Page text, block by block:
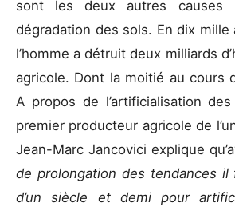
sont les deux autres causes
dégradation des sols. En dix mille
l’homme a détruit deux milliards
agricole. Dont la moitié au cours
A propos de l’artificialisation
premier producteur agricole de
Jean-Marc Jancovici explique
de prolongation des tendances
d’un siècle et demi pour